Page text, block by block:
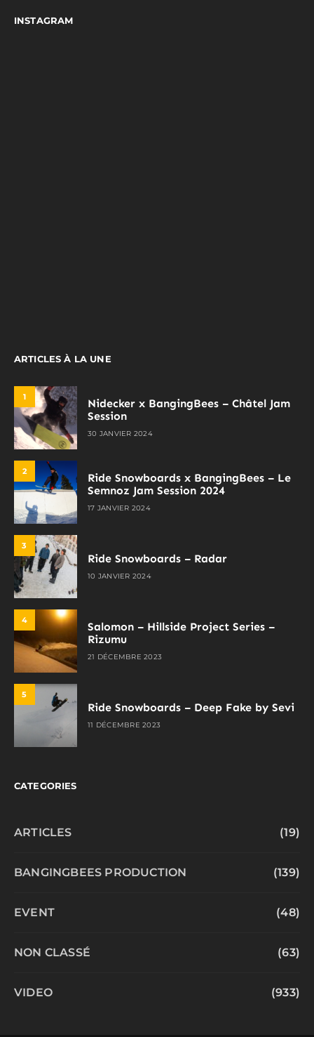
INSTAGRAM
ARTICLES À LA UNE
1
Nidecker x BangingBees – Châtel Jam
Session
30 JANVIER 2024
2
Ride Snowboards x BangingBees – Le
Semnoz Jam Session 2024
17 JANVIER 2024
3
Ride Snowboards – Radar
10 JANVIER 2024
4
Salomon – Hillside Project Series –
Rizumu
21 DÉCEMBRE 2023
5
Ride Snowboards – Deep Fake by Sevi
11 DÉCEMBRE 2023
CATEGORIES
ARTICLES (19)
BANGINGBEES PRODUCTION (139)
EVENT (48)
NON CLASSÉ (63)
VIDEO (933)